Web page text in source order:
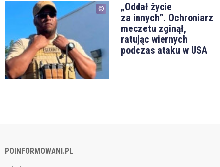
„Oddał życie
za innych”. Ochroniarz
meczetu zginął,
ratując wiernych
podczas ataku w USA
POINFORMOWANI.PL